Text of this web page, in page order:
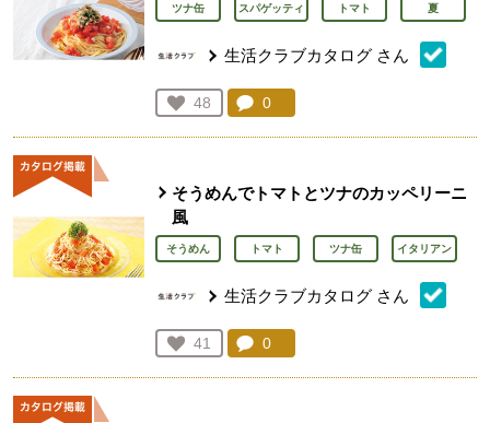
ツナ缶 スパゲッティ トマト 夏
生活クラブカタログ さん
お気に入り登録：
48
人が登録
コメント：
0
そうめんでトマトとツナのカッペリーニ
風
そうめん トマト ツナ缶 イタリアン
生活クラブカタログ さん
お気に入り登録：
41
人が登録
コメント：
0